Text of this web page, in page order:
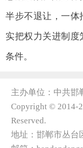
半步不退让，一体
实把权力关进制
条件。
主办单位：中共邯
Copyright © 2014-
Reserved.
地址：邯郸市丛台